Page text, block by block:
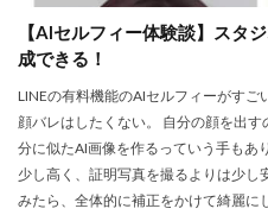
【AIセルフィー体験談】スタ
成できる！
LINEの有料機能のAIセルフィーがすご
顔バレはしたくない。 自分の顔を出
分に似たAI画像を作るっていう手もあ
少し高く、証明写真を撮るよりは少
みたら、全体的に補正をかけて綺麗